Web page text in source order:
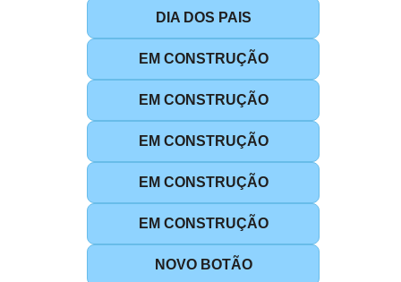
DIA DOS PAIS
EM CONSTRUÇÃO
EM CONSTRUÇÃO
EM CONSTRUÇÃO
EM CONSTRUÇÃO
EM CONSTRUÇÃO
NOVO BOTÃO